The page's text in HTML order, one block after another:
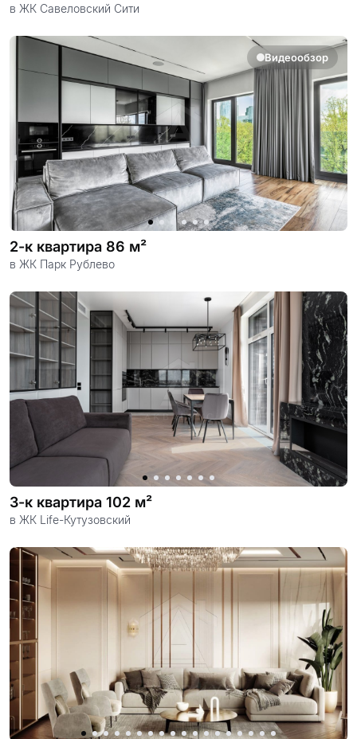
в ЖК Савеловский Сити
Видеообзор
2-к квартира 86 м²
в ЖК Парк Рублево
3-к квартира 102 м²
в ЖК Life-Кутузовский